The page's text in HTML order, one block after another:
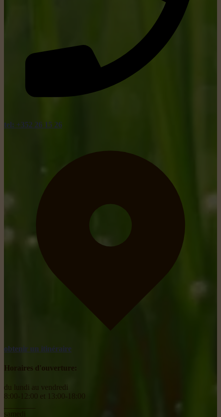
tel: +352 26 15 26
obtenir un itinéraire
Horaires d'ouverture:
du lundi au vendredi
8:00-12:00 et 13:00-18:00
samedi